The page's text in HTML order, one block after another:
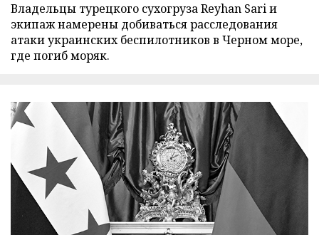
Владельцы турецкого сухогруза Reyhan Sari и
экипаж намерены добиваться расследования
атаки украинских беспилотников в Черном море,
где погиб моряк.